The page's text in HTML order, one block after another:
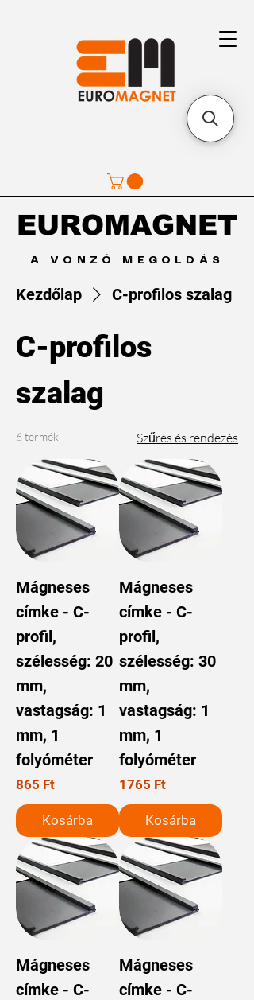
A VONZÓ MEGOLDÁS
EUROMAGNET
EUROMAGNET
Kezdőlap C-profilos szalag
C-profilos
szalag
6 termék Szűrés és rendezés
Mágneses
címke - C-
profil,
szélesség: 20
mm,
vastagság: 1
mm, 1
folyóméter
Ár
865 Ft
Kosárba
Mágneses
címke - C-
profil,
szélesség: 30
mm,
vastagság: 1
mm, 1
folyóméter
Ár
1765 Ft
Kosárba
Mágneses
címke - C-
Mágneses
címke - C-